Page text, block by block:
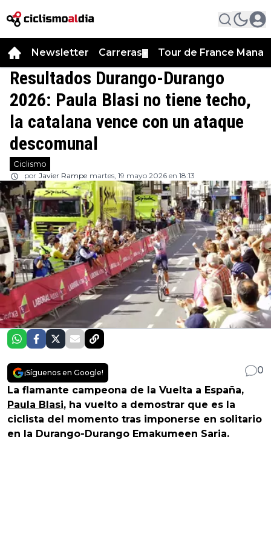
Newsletter Carreras Tour de France
Resultados Durango-Durango
2026: Paula Blasi no tiene techo,
la catalana vence con un ataque
descomunal
Ciclismo
por Javier Rampe martes, 19 mayo 2026 en 18:13
¡Síguenos en Google!
0
La flamante campeona de la Vuelta a España,
Paula Blasi, ha vuelto a demostrar que es la
ciclista del momento tras imponerse en solitario
en la Durango-Durango Emakumeen Saria.